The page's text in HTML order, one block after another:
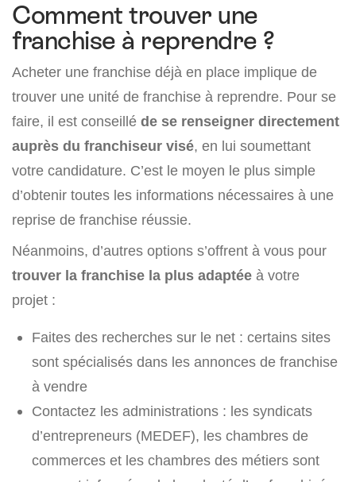
Comment trouver une
franchise à reprendre ?
Acheter une franchise déjà en place implique de
trouver une unité de franchise à reprendre. Pour se
faire, il est conseillé de se renseigner directement
auprès du franchiseur visé, en lui soumettant
votre candidature. C’est le moyen le plus simple
d’obtenir toutes les informations nécessaires à une
reprise de franchise réussie.
Néanmoins, d’autres options s’offrent à vous pour
trouver la franchise la plus adaptée à votre
projet :
Faites des recherches sur le net : certains sites
sont spécialisés dans les annonces de franchise
à vendre
Contactez les administrations : les syndicats
d’entrepreneurs (MEDEF), les chambres de
commerces et les chambres des métiers sont